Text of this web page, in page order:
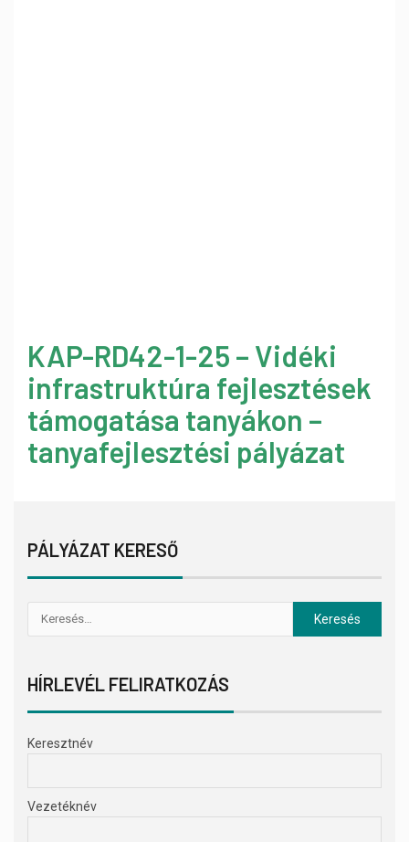
KAP-RD42-1-25 – Vidéki
infrastruktúra fejlesztések
támogatása tanyákon –
tanyafejlesztési pályázat
PÁLYÁZAT KERESŐ
HÍRLEVÉL FELIRATKOZÁS
Keresztnév
Vezetéknév